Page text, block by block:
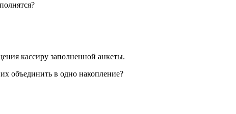
кассиру заполненной анкеты.
объединить в одно накопление?